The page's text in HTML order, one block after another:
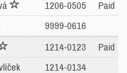
1206-0505
Paid
9999-0616
1214-0123
Paid
1214-0134